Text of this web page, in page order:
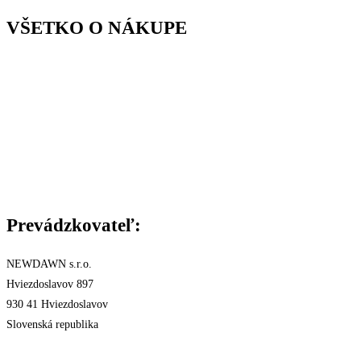
VŠETKO O NÁKUPE
Prevádzkovateľ:
NEWDAWN s.r.o.
Hviezdoslavov 897
930 41 Hviezdoslavov
Slovenská republika